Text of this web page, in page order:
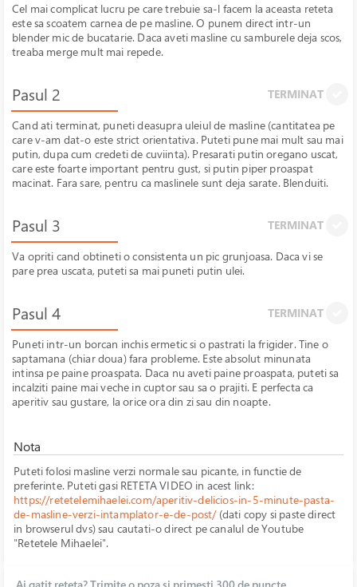
Cel mai complicat lucru pe care trebuie sa-l facem la aceasta reteta
este sa scoatem carnea de pe masline. O punem direct intr-un
blender mic de bucatarie. Daca aveti masline cu samburele deja scos,
treaba merge mult mai repede.
Pasul 2 TERMINAT
Cand ati terminat, puneti deasupra uleiul de masline (cantitatea pe
care v-am dat-o este strict orientativa. Puteti pune mai mult sau mai
putin, dupa cum credeti de cuviinta). Presarati putin oregano uscat,
care este foarte important pentru gust, si putin piper proaspat
macinat. Fara sare, pentru ca maslinele sunt deja sarate. Blenduiti.
Pasul 3 TERMINAT
Va opriti cand obtineti o consistenta un pic grunjoasa. Daca vi se
pare prea uscata, puteti sa mai puneti putin ulei.
Pasul 4 TERMINAT
Puneti intr-un borcan inchis ermetic si o pastrati la frigider. Tine o
saptamana (chiar doua) fara probleme. Este absolut minunata
intinsa pe paine proaspata. Daca nu aveti paine proaspata, puteti sa
incalziti paine mai veche in cuptor sau sa o prajiti. E perfecta ca
aperitiv sau gustare, la orice ora din zi sau din noapte.
Nota
Puteti folosi masline verzi normale sau picante, in functie de
preferinte. Puteti gasi RETETA VIDEO in acest link:
https://retetelemihaelei.com/aperitiv-delicios-in-5-minute-pasta-
de-masline-verzi-intamplator-e-de-post/(dati copy si paste direct
in browserul dvs) sau cautati-o direct pe canalul de Youtube
"Retetele Mihaelei".